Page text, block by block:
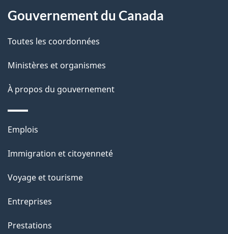
d
e
p
a
site
Gouvernement du Canada
Toutes les coordonnées
Ministères et organismes
À propos du gouvernement
Thèmes
sujets
Emplois
Immigration et citoyenneté
Voyage et tourisme
Entreprises
Prestations